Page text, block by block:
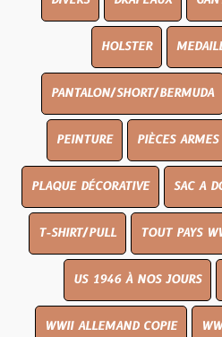
HOLSTER
PANTALON/SHORT/BERMUDA
PEINTURE PIÈCES ARMES
PLAQUE DÉCORATIVE SAC A
T-SHIRT/PULL TOUT PAYS
US 1946 À NOS JOURS
WWII ALLEMAND COPIE